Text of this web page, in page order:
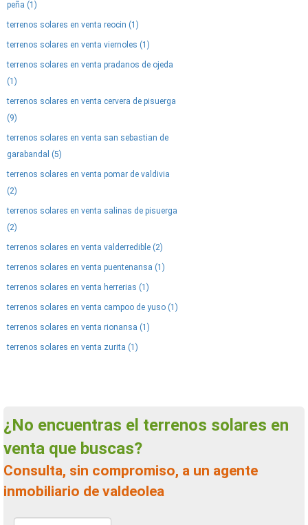
peña (1)
terrenos solares en venta reocin (1)
terrenos solares en venta viernoles (1)
terrenos solares en venta pradanos de ojeda
(1)
terrenos solares en venta cervera de pisuerga
(9)
terrenos solares en venta san sebastian de
garabandal (5)
terrenos solares en venta pomar de valdivia
(2)
terrenos solares en venta salinas de pisuerga
(2)
terrenos solares en venta valderredible (2)
terrenos solares en venta puentenansa (1)
terrenos solares en venta herrerias (1)
terrenos solares en venta campoo de yuso (1)
terrenos solares en venta rionansa (1)
terrenos solares en venta zurita (1)
¿No encuentras el terrenos solares en
venta que buscas?
Consulta, sin compromiso, a un agente
inmobiliario de valdeolea